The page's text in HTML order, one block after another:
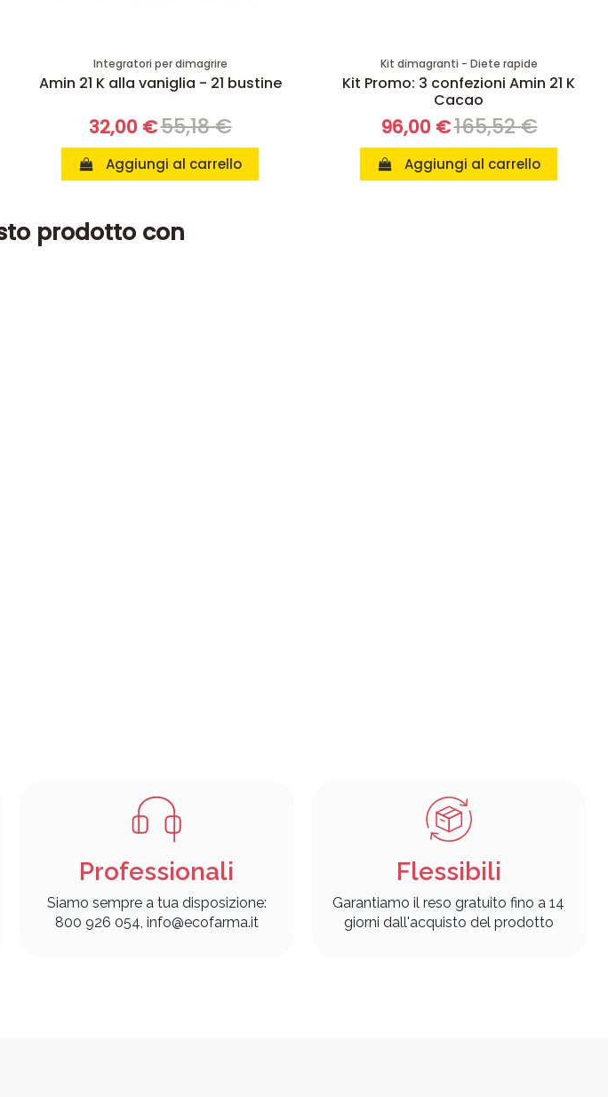
Integratori per dimagrire
Amin 21 K alla vaniglia - 21 bustine
32,00 €55,18 €
Aggiungi al carrello
Kit dimagranti - Diete rapide
Kit Promo: 3 confezioni Amin 21 K
Cacao
96,00 €165,52 €
Aggiungi al carrello
prodotto con
Professionali
Siamo sempre a tua disposizione:
800 926 054, info@ecofarma.it
Flessibili
Garantiamo il reso gratuito fino a 14
giorni dall'acquisto del prodotto